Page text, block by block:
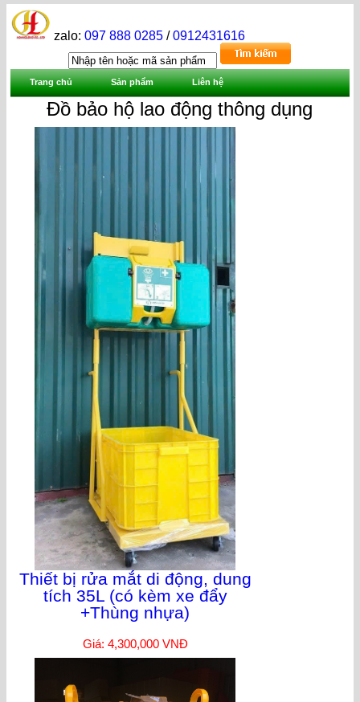
zalo:097 888 0285 /0912431616
Trang chủ Sản phẩm Liên hệ
Đồ bảo hộ lao động thông dụng
Thiết bị rửa mắt di động, dung
tích 35L (có kèm xe đẩy
+Thùng nhựa)
Giá: 4,300,000 VNĐ